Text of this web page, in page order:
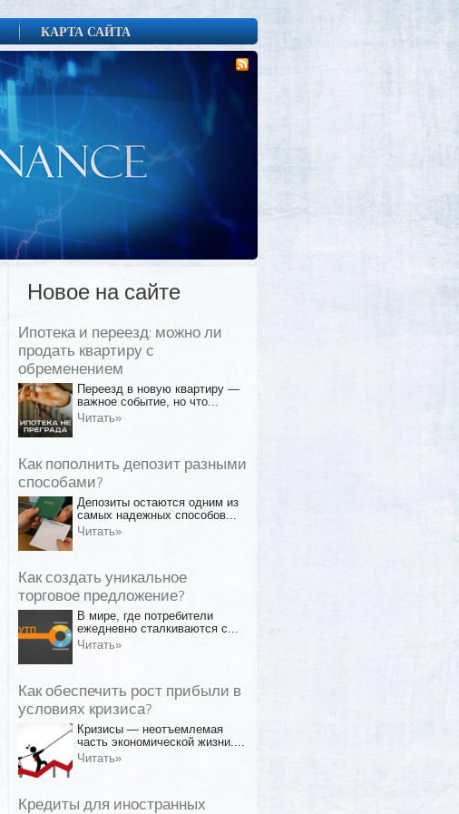
КАРТА САЙТА
Новое на сайте
Ипотека и переезд: можно ли
продать квартиру с
обременением
Переезд в новую квартиру —
важное событие, но что...
Читать»
Как пополнить депозит разными
способами?
Депозиты остаются одним из
самых надежных способов...
Читать»
Как создать уникальное
торговое предложение?
В мире, где потребители
ежедневно сталкиваются с...
Читать»
Как обеспечить рост прибыли в
условиях кризиса?
Кризисы — неотъемлемая
часть экономической жизни....
Читать»
Кредиты для иностранных